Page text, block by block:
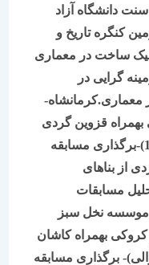
دانشگاه آزاد
چهارمین کنگره تاریخ و
در معماری
در
قزوین گردی
رجاء1396)-برگذاری مسابقه
نخل سبز
بهمراه کاشان
مسابقه